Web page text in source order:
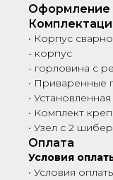
Оформление
• Корпус
- корпус
- горловина с
• Приваренные
•
• Комплект
• Узел с 2
Оплата
Условия
• Условия